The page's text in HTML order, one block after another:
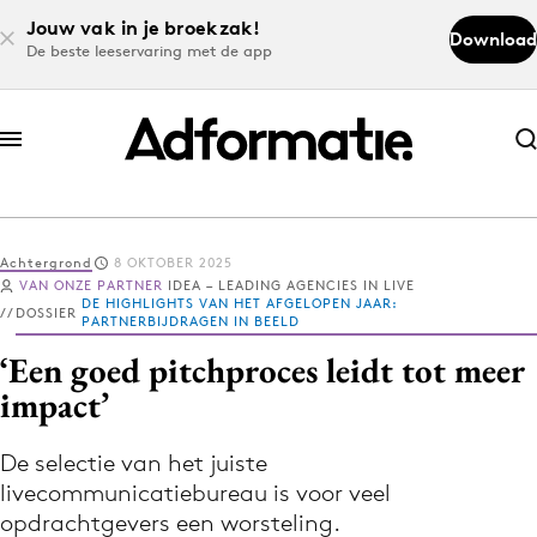
Jouw vak in je broekzak!
De beste leeservaring met de app
Download
Abonneer nu
Abonneer nu
Log in
Download de app
Volg het laatste nieuws via de Adformatie
Achtergrond
8 OKTOBER 2025
VAN ONZE PARTNER IDEA – LEADING AGENCIES IN LIVE
DOSSIER
DE HIGHLIGHTS VAN HET AFGELOPEN JAAR:
PARTNERBIJDRAGEN IN BEELD
‘Een goed pitchproces leidt tot meer
impact’
De selectie van het juiste
livecommunicatiebureau is voor veel
opdrachtgevers een worsteling.